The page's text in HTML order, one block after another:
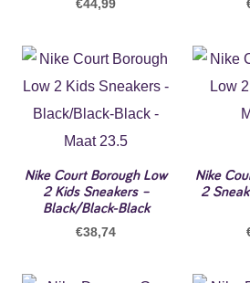
€44,99
Nike Court Borough Low
2 Kids Sneakers –
Black/Black-Black
€38,74
Nike
2